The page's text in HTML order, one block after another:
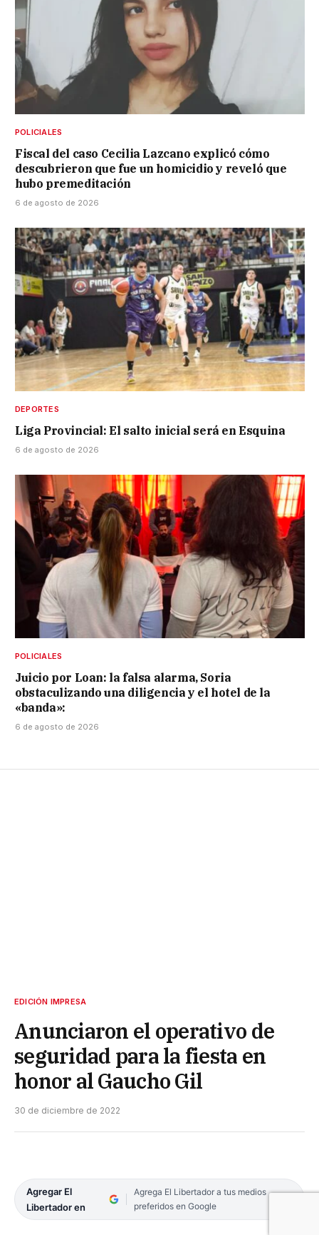
POLICIALES
Fiscal del caso Cecilia Lazcano explicó cómo
descubrieron que fue un homicidio y reveló que
hubo premeditación
6 de agosto de 2026
DEPORTES
Liga Provincial: El salto inicial será en Esquina
6 de agosto de 2026
POLICIALES
Juicio por Loan: la falsa alarma, Soria
obstaculizando una diligencia y el hotel de la
«banda»:
6 de agosto de 2026
EDICIÓN IMPRESA
Anunciaron el operativo de
seguridad para la fiesta en
honor al Gaucho Gil
30 de diciembre de 2022
Agregar El
Libertador en
Agrega El Libertador a tus medios
preferidos en Google